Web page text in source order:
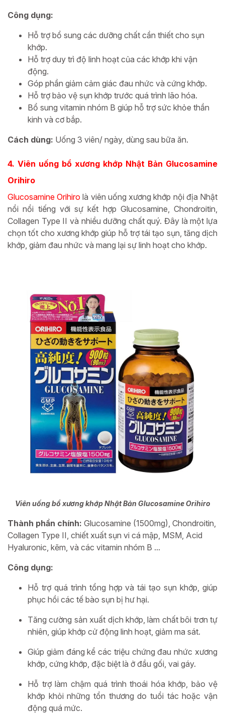
Công dụng:
Hỗ trợ bổ sung các dưỡng chất cần thiết cho sụn
khớp.
Hỗ trợ duy trì độ linh hoạt của các khớp khi vận
động.
Góp phần giảm cảm giác đau nhức và cứng khớp.
Hỗ trợ bảo vệ sụn khớp trước quá trình lão hóa.
Bổ sung vitamin nhóm B giúp hỗ trợ sức khỏe thần
kinh và cơ bắp.
Cách dùng: Uống 3 viên/ ngày, dùng sau bữa ăn.
4. Viên uống bổ xương khớp Nhật Bản Glucosamine
Orihiro
Glucosamine Orihiro là viên uống xương khớp nội địa Nhật
nổi nổi tiếng với sự kết hợp Glucosamine, Chondroitin,
Collagen Type II và nhiều dưỡng chất quý. Đây là một lựa
chọn tốt cho xương khớp giúp hỗ trợ tái tạo sụn, tăng dịch
khớp, giảm đau nhức và mang lại sự linh hoạt cho khớp.
Viên uống bổ xương khớp Nhật Bản Glucosamine Orihiro
Thành phần chính: Glucosamine (1500mg), Chondroitin,
Collagen Type II, chiết xuất sụn vi cá mập, MSM, Acid
Hyaluronic, kẽm, và các vitamin nhóm B ...
Công dụng:
Hỗ trợ quá trình tổng hợp và tái tạo sụn khớp, giúp
phục hồi các tế bào sụn bị hư hại.
Tăng cường sản xuất dịch khớp, làm chất bôi trơn tự
nhiên, giúp khớp cử động linh hoạt, giảm ma sát.
Giúp giảm đáng kể các triệu chứng đau nhức xương
khớp, cứng khớp, đặc biệt là ở đầu gối, vai gáy.
Hỗ trợ làm chậm quá trình thoái hóa khớp, bảo vệ
khớp khỏi những tổn thương do tuổi tác hoặc vận
động quá mức.